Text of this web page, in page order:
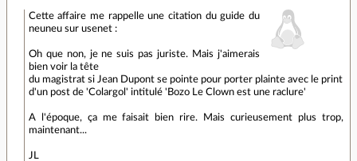
Cette affaire me rappelle une citation du guide du
neuneu sur usenet :
Oh que non, je ne suis pas juriste. Mais j'aimerais
bien voir la tête
du magistrat si Jean Dupont se pointe pour porter plainte avec le print
d'un post de 'Colargol' intitulé 'Bozo Le Clown est une raclure'
A l'époque, ça me faisait bien rire. Mais curieusement plus trop,
maintenant...
JL